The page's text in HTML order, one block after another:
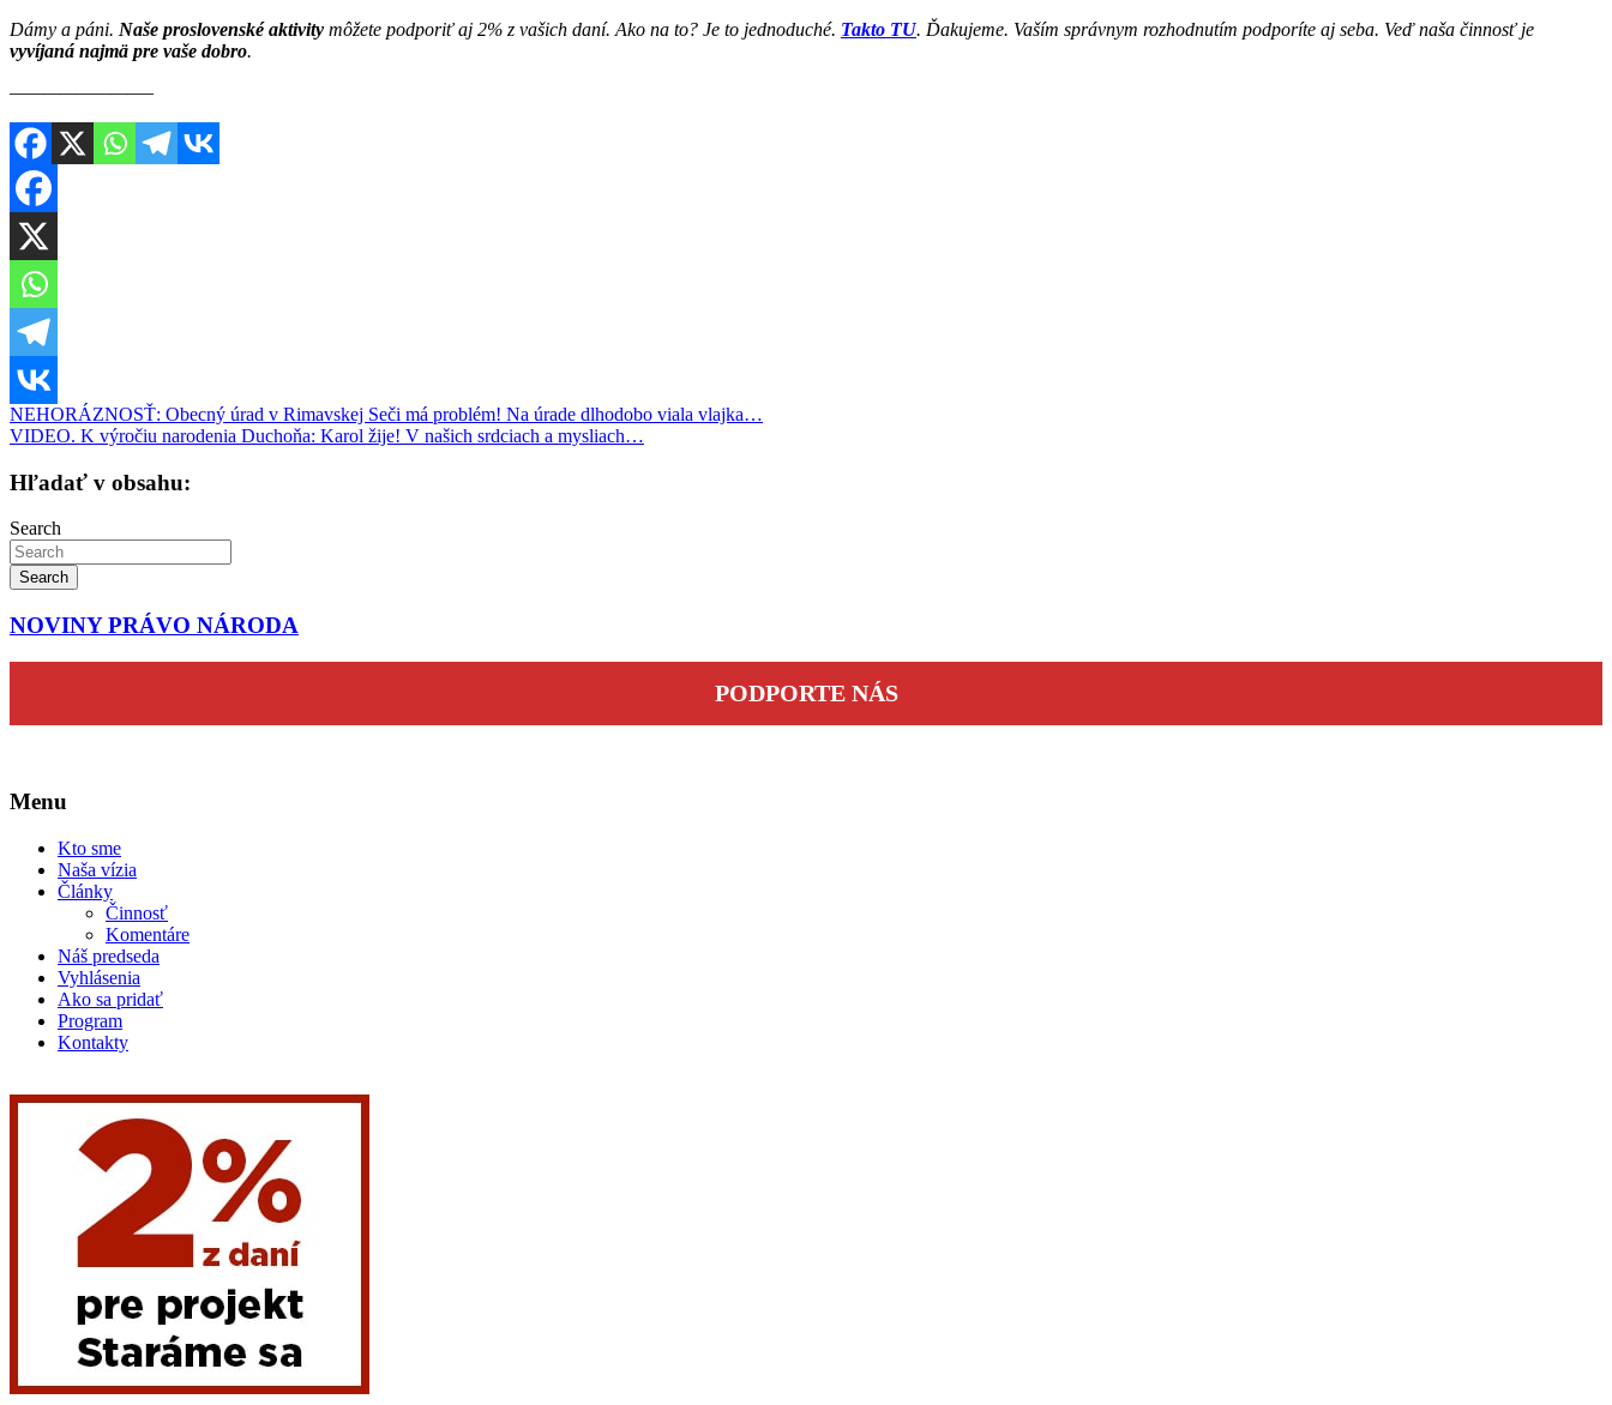
Dámy a páni. Naše proslovenské aktivity môžete podporiť aj 2% z vašich daní. Ako na to? Je to jednoduché. Takto TU. Ďakujeme. Vaším správnym rozhodnutím podporíte aj seba. Veď naša činnosť je
vyvíjaná najmä pre vaše dobro.
————————–
Navigácia
v
článku
NEHORÁZNOSŤ: Obecný úrad v Rimavskej Seči má problém! Na úrade dlhodobo viala vlajka…
VIDEO. K výročiu narodenia Duchoňa: Karol žije! V našich srdciach a mysliach…
Hľadať v obsahu:
Search
Search
NOVINY PRÁVO NÁRODA
PODPORTE NÁS
Menu
Kto sme
Naša vízia
Články
Činnosť
Komentáre
Náš predseda
Vyhlásenia
Ako sa pridať
Program
Kontakty